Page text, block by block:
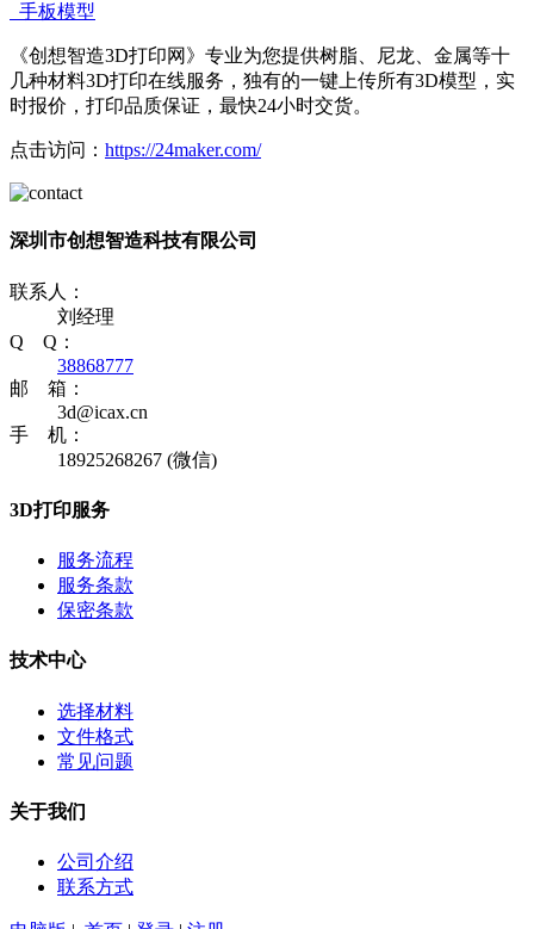
手板模型
《创想智造3D打印网》专业为您提供树脂、尼龙、金属等十
几种材料3D打印在线服务，独有的一键上传所有3D模型，实
时报价，打印品质保证，最快24小时交货。
点击访问： https://24maker.com/
深圳市创想智造科技有限公司
联系人：
刘经理
Q Q：
38868777
邮 箱：
3d@icax.cn
手 机：
18925268267 (微信)
3D打印服务
服务流程
服务条款
保密条款
技术中心
选择材料
文件格式
常见问题
关于我们
公司介绍
联系方式